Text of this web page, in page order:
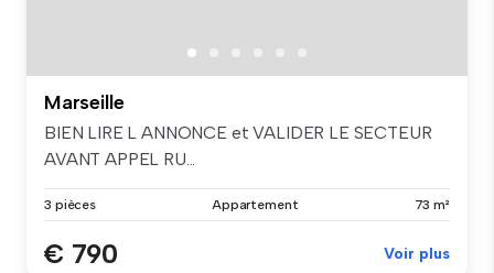
Marseille
BIEN LIRE L ANNONCE et VALIDER LE SECTEUR
AVANT APPEL RU...
3 pièces Appartement 73 m²
€ 790 Voir plus